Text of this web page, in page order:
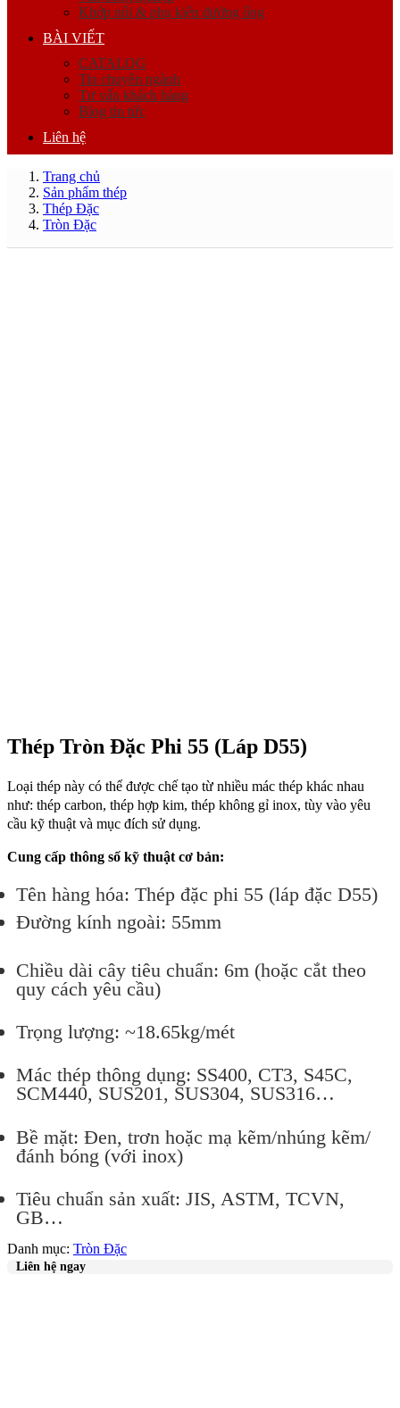
Khớp nối & phụ kiện đường ống
BÀI VIẾT
CATALOG
Tin chuyên ngành
Tư vấn khách hàng
Blog tin tức
Liên hệ
Trang chủ
Sản phẩm thép
Thép Đặc
Tròn Đặc
Thép Tròn Đặc Phi 55 (Láp D55)
Loại thép này có thể được chế tạo từ nhiều mác thép khác nhau
như: thép carbon, thép hợp kim, thép không gỉ inox, tùy vào yêu
cầu kỹ thuật và mục đích sử dụng.
Cung cấp thông số kỹ thuật cơ bản:
Tên hàng hóa: Thép đặc phi 55 (láp đặc D55)
Đường kính ngoài: 55mm
Chiều dài cây tiêu chuẩn: 6m (hoặc cắt theo
quy cách yêu cầu)
Trọng lượng: ~18.65kg/mét
Mác thép thông dụng: SS400, CT3, S45C,
SCM440, SUS201, SUS304, SUS316…
Bề mặt: Đen, trơn hoặc mạ kẽm/nhúng kẽm/
đánh bóng (với inox)
Tiêu chuẩn sản xuất: JIS, ASTM, TCVN,
GB…
Danh mục: Tròn Đặc
Liên hệ ngay